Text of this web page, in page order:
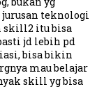
teknologi
skill2 itu bisa
jd lebih pd
bisa bikin
mau belajar
skill yg bisa